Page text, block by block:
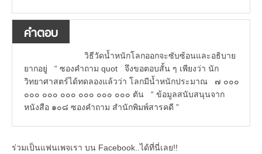
คำตอบ
วิธีวัดน้ำหนักโลกออกจะซับซ้อนและอธิบาย
ยากอยู่ “ ซองคำถาม quot จึงขอตอบสั้น ๆ เพียงว่า นัก
วิทยาศาสตร์ได้ทดลองแล้วว่า โลกมีน้ำหนักประมาณ ๗ ๐๐๐
๐๐๐ ๐๐๐ ๐๐๐ ๐๐๐ ๐๐๐ ๐๐๐ ตัน “ ข้อมูลสนับสนุนจาก
หนังสือ ๑๐๘ ซองคำถาม สำนักพิมพ์สารคดี ”
ร่วมเป็นแฟนเพจเรา บน Facebook..ได้ที่นี่เลย!!